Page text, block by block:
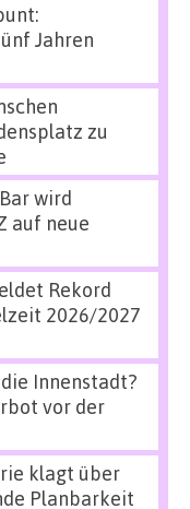
Jahren
zu
wird
auf neue
Rekord
2026/2027
Innenstadt?
vor der
klagt über
Planbarkeit